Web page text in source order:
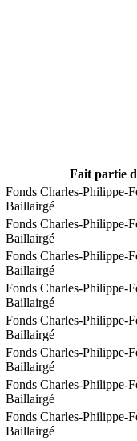
Fait partie
Fonds Charles-Philippe-
Baillairgé
Fonds Charles-Philippe-
Baillairgé
Fonds Charles-Philippe-
Baillairgé
Fonds Charles-Philippe-
Baillairgé
Fonds Charles-Philippe-
Baillairgé
Fonds Charles-Philippe-
Baillairgé
Fonds Charles-Philippe-
Baillairgé
Fonds Charles-Philippe-
Baillairgé